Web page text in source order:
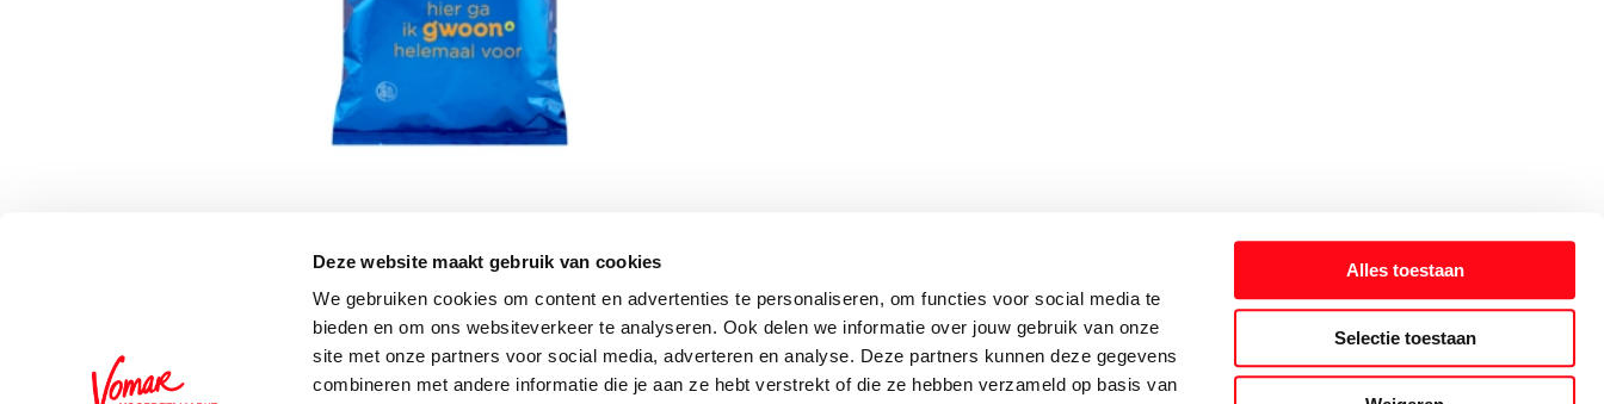
Deze website maakt gebruik van cookies
We gebruiken cookies om content en advertenties te personaliseren, om functies voor social media te
bieden en om ons websiteverkeer te analyseren. Ook delen we informatie over jouw gebruik van onze
site met onze partners voor social media, adverteren en analyse. Deze partners kunnen deze gegevens
combineren met andere informatie die je aan ze hebt verstrekt of die ze hebben verzameld op basis van
Alles toestaan
Selectie toestaan
Schrijf je in voor de Vomar nieuwsbrief